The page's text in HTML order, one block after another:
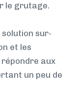
le grutage.
solution sur-
et les
aux
un peu de